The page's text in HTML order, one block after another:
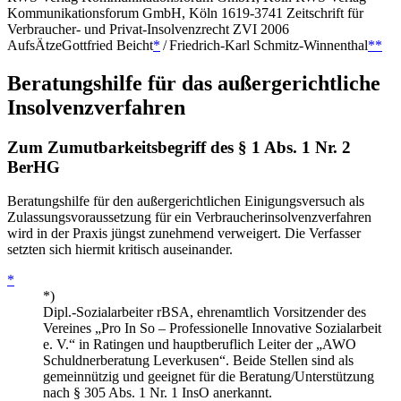
Kommunikationsforum GmbH, Köln 1619-3741 Zeitschrift für
Verbraucher- und Privat-Insolvenzrecht ZVI 2006
AufsÄtzeGottfried Beicht* /Friedrich-Karl Schmitz-Winnenthal**
Beratungshilfe für das außergerichtliche
Insolvenzverfahren
Zum Zumutbarkeitsbegriff des § 1 Abs. 1 Nr. 2
BerHG
Beratungshilfe für den außergerichtlichen Einigungsversuch als
Zulassungsvoraussetzung für ein Verbraucherinsolvenzverfahren
wird in der Praxis jüngst zunehmend verweigert. Die Verfasser
setzten sich hiermit kritisch auseinander.
*
*)
Dipl.-Sozialarbeiter rBSA, ehrenamtlich Vorsitzender des
Vereines „Pro In So – Professionelle Innovative Sozialarbeit
e. V.“ in Ratingen und hauptberuflich Leiter der „AWO
Schuldnerberatung Leverkusen“. Beide Stellen sind als
gemeinnützig und geeignet für die Beratung/Unterstützung
nach § 305 Abs. 1 Nr. 1 InsO anerkannt.